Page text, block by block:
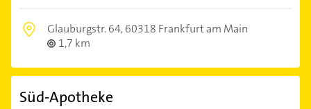
Glauburgstr. 64,60318 Frankfurt am Main
1,7 km
Süd-Apotheke